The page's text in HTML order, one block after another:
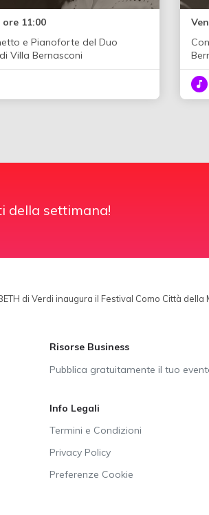
ore 11:00
e Pianoforte del Duo
Villa Bernasconi
della settimana!
di Verdi inaugura il Festival Como Città della
Risorse Business
Pubblica gratuitamente il tuo
Info Legali
Termini e Condizioni
Privacy Policy
Preferenze Cookie